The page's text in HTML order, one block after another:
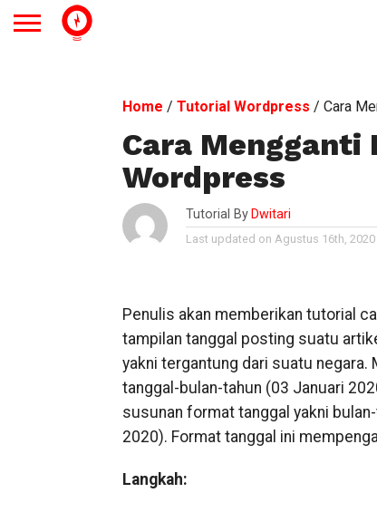
Home / Tutorial Wordpress / Cara
Cara Mengganti
Wordpress
Tutorial By Dwitari
Last updated on Agustus 16th, 2020
Penulis akan memberikan tutorial
tampilan tanggal posting suatu
yakni tergantung dari suatu negara.
tanggal-bulan-tahun (03 Januari
susunan format tanggal yakni
2020). Format tanggal ini
Langkah: